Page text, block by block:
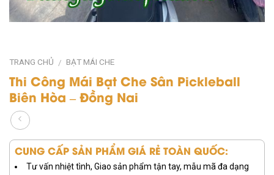
TRANG CHỦ / BẠT MÁI CHE
Thi Công Mái Bạt Che Sân Pickleball
Biên Hòa – Đồng Nai
CUNG CẤP SẢN PHẨM GIÁ RẺ TOÀN QUỐC:
Tư vấn nhiệt tình, Giao sản phẩm tận tay, mẫu mã đa dạng